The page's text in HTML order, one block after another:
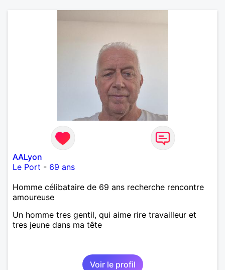
AALyon
Le Port - 69 ans
Homme célibataire de 69 ans recherche rencontre
amoureuse
Un homme tres gentil, qui aime rire travailleur et
tres jeune dans ma tête
Voir le profil